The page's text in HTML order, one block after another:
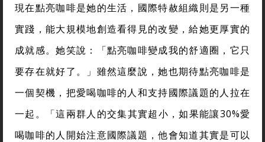
現在點亮咖啡是她的生活，國際特赦組織則是另一種
實踐，能大規模地創造看得見的改變，給她更厚實的
成就感。她笑說：「點亮咖啡變成我的舒適圈，它只
要存在就好了。」雖然這麼說，她也期待點亮咖啡是
一個契機，把愛喝咖啡的人和支持國際議題的人拉在
一起。「這兩群人的交集其實超小，如果能讓30%愛
喝咖啡的人開始注意國際議題，他會知道其實是可以